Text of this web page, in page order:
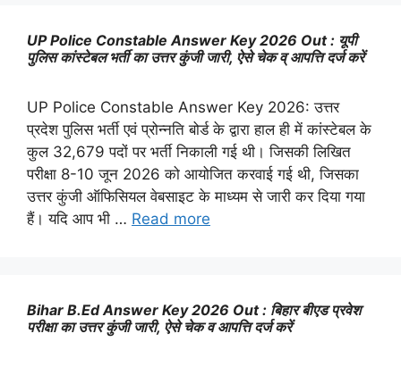
UP Police Constable Answer Key 2026 Out : यूपी
पुलिस कांस्टेबल भर्ती का उत्तर कुंजी जारी, ऐसे चेक व् आपत्ति दर्ज करें
UP Police Constable Answer Key 2026: उत्तर
प्रदेश पुलिस भर्ती एवं प्रोन्नति बोर्ड के द्वारा हाल ही में कांस्टेबल के
कुल 32,679 पदों पर भर्ती निकाली गई थी। जिसकी लिखित
परीक्षा 8-10 जून 2026 को आयोजित करवाई गई थी, जिसका
उत्तर कुंजी ऑफिसियल वेबसाइट के माध्यम से जारी कर दिया गया
हैं। यदि आप भी … Read more
Bihar B.Ed Answer Key 2026 Out : बिहार बीएड प्रवेश
परीक्षा का उत्तर कुंजी जारी, ऐसे चेक व आपत्ति दर्ज करें